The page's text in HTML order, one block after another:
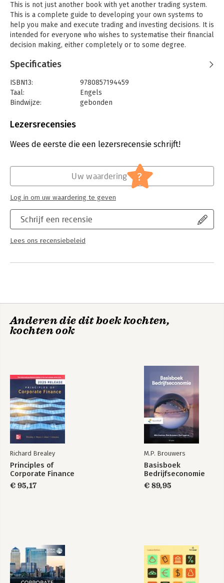
This is not just another book with yet another trading system.
This is a complete guide to developing your own systems to
help you make and execute trading and investing decisions. It is
intended for everyone who wishes to systematise their financial
decision making, either completely or to some degree.
Specificaties
ISBN13:
9780857194459
Taal:
Engels
Bindwijze:
gebonden
Uitgever:
Lezersrecensies
Wees de eerste die een lezersrecensie schrijft!
Schrijf een recensie
Lees ons recensiebeleid
Uw waardering ?
Log in om uw waardering te geven
Anderen die dit boek kochten,
kochten ook
Richard Brealey
Principles of
Corporate Finance
€ 95,17
M.P. Brouwers
Basisboek
Bedrijfseconomie
€ 89,95